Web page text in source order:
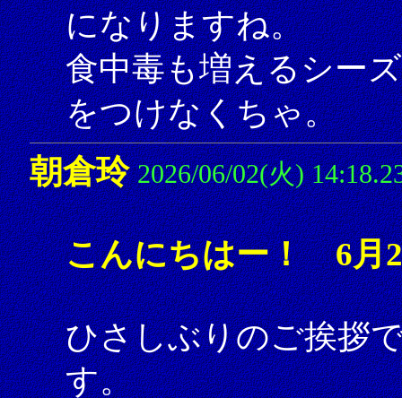
になりますね。
食中毒も増えるシー
をつけなくちゃ。
朝倉玲 2026/06/02(火)
こんにちはー！ 6月
ひさしぶりのご挨拶
す。